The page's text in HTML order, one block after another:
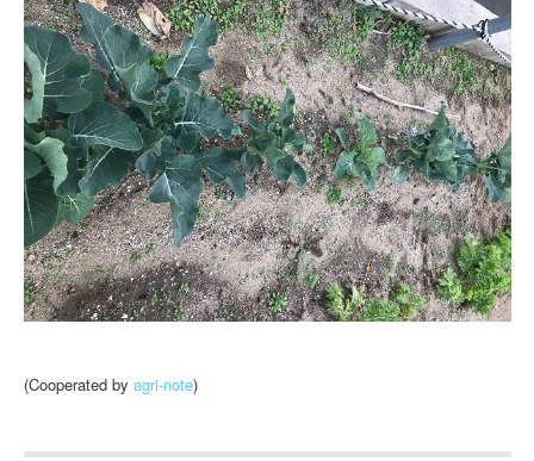
(Cooperated by agri-note)